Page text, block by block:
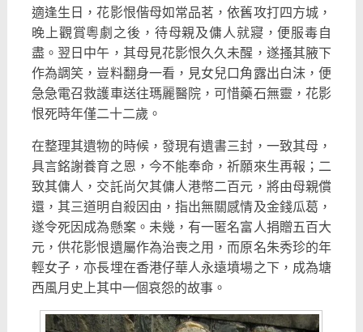
適逢生日，花影恨偕母如常品茗，依舊攻打四方城，
晚上觀賞粵劇之後，待母親及傭人就寢，便服毒自
盡。翌日中午，其母見花影恨久久未醒，遂搔其腋下
作為調笑，豈料翻身一看，見女兒口角露出白沫，便
急急電召救護車送往瑪麗醫院，可惜藥石無靈，花影
恨死時年僅二十二歲。
在整理其遺物的時候，發現有遺書三封，一致其母，
具言銘謝養育之恩，今不能奉命，祈願來生再報；二
致其傭人，交託尚欠其傭人港幣二百元，將由母親償
還，其三道明自殺因由，指出無關感情及金錢瓜葛，
遂令死因成為懸案。未幾，有一匿名富人捐贈五百大
元，供花影恨遺屬作為治喪之用，而原名朱秀珍的年
輕女子，亦長埋在香港仔華人永遠墳場之下，成為塘
西風月史上其中一個哀怨的故事。